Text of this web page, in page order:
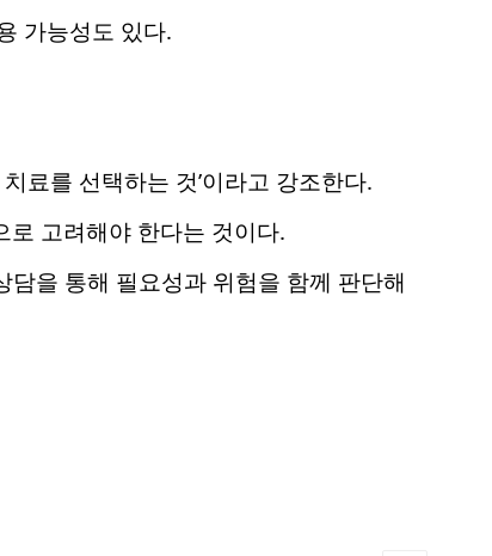
가능성도 있다.
료를 선택하는 것’이라고 강조한다.
고려해야 한다는 것이다.
담을 통해 필요성과 위험을 함께 판단해